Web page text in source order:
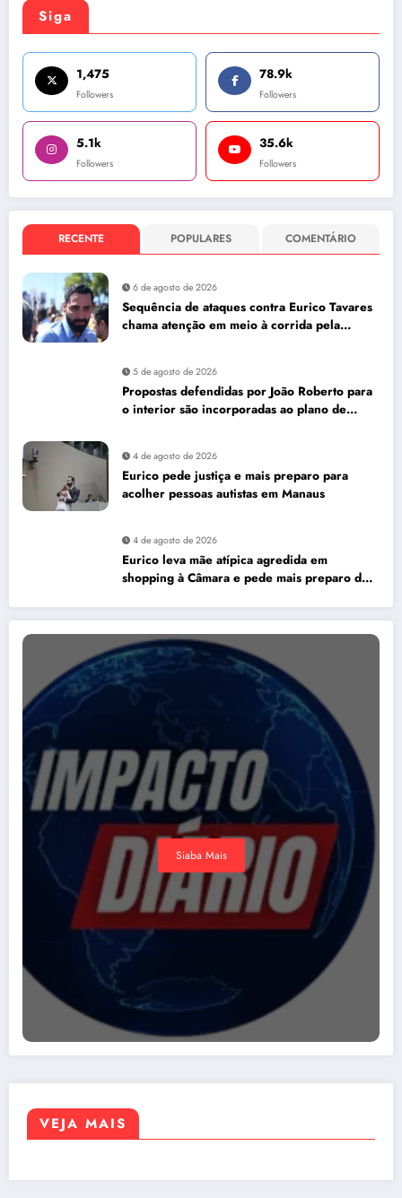
Siga
1,475
Followers
78.9k
Followers
5.1k
Followers
35.6k
Followers
RECENTE POPULARES COMENTÁRIO
6 de agosto de 2026
Sequência de ataques contra Eurico Tavares
chama atenção em meio à corrida pela
5 de agosto de 2026
Propostas defendidas por João Roberto para
o interior são incorporadas ao plano de
4 de agosto de 2026
Eurico pede justiça e mais preparo para
acolher pessoas autistas em Manaus
4 de agosto de 2026
Eurico leva mãe atípica agredida em
shopping à Câmara e pede mais preparo dos
Siaba Mais
VEJA MAIS